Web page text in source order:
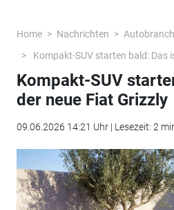
Home Nachrichten
Kompakt-SUV starten bald: Das
Kompakt-SUV
der neue Fiat Grizzly
09.06.2026 14:21 Uhr | Lesezeit: 2